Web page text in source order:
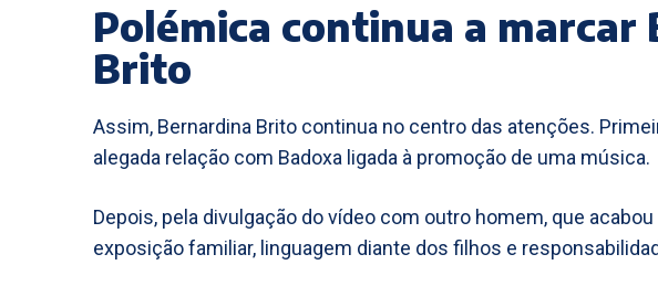
Polémica continua a marcar
Brito
Assim, Bernardina Brito continua no centro das atenções.
alegada relação com Badoxa ligada à promoção de uma música.
Depois, pela divulgação do vídeo com outro homem, que
exposição familiar, linguagem diante dos filhos e